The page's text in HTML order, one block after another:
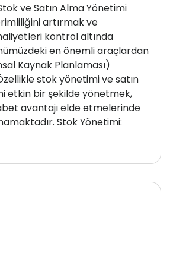
Stok ve Satın Alma Yönetimi
artırmak ve
kontrol altında
en önemli araçlardan
Kaynak Planlaması)
stok yönetimi ve satın
etkin bir şekilde yönetmek,
avantajı elde etmelerinde
Stok Yönetimi: